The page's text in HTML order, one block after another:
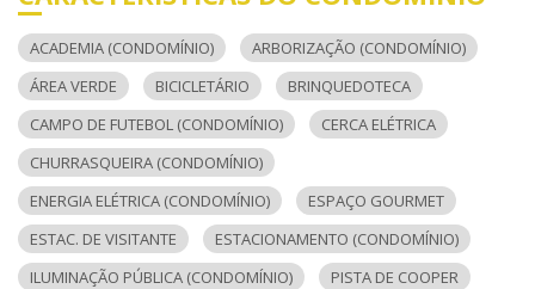
ACADEMIA (CONDOMÍNIO)
ARBORIZAÇÃO (CONDOMÍNIO)
ÁREA VERDE
BICICLETÁRIO
BRINQUEDOTECA
CAMPO DE FUTEBOL (CONDOMÍNIO)
CERCA ELÉTRICA
CHURRASQUEIRA (CONDOMÍNIO)
ENERGIA ELÉTRICA (CONDOMÍNIO)
ESPAÇO GOURMET
ESTAC. DE VISITANTE
ESTACIONAMENTO (CONDOMÍNIO)
ILUMINAÇÃO PÚBLICA (CONDOMÍNIO)
PISTA DE COOPER